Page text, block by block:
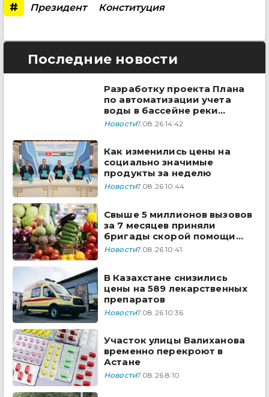
# Президент Конституция
Последние новости
Разработку проекта Плана
по автоматизации учета
воды в бассейне реки
Сырдарья одобрили
Новости7.08.26 14:42
Как изменились цены на
социально значимые
продукты за неделю
Новости7.08.26 10:44
Свыше 5 миллионов вызовов
за 7 месяцев приняли
бригады скорой помощи
Казахстана
Новости7.08.26 10:41
В Казахстане снизились
цены на 589 лекарственных
препаратов
Новости7.08.26 10:36
Участок улицы Валиханова
временно перекроют в
Астане
Новости7.08.26 8:10